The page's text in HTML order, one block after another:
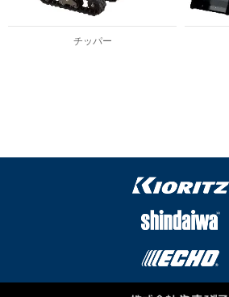
チッパー